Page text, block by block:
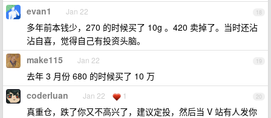
18
evan1 Jan 22
多年前本钱少，270 的时候买了 10g 。420 卖掉了。当时还沾
沾自喜，觉得自己有投资头脑。
19
make115 Jan 22
去年 3 月份 680 的时候买了 10 万
20
coderluan Jan 22 1
真重仓，跌了你又不高兴了，建议定投，然后当 V 站有人发你